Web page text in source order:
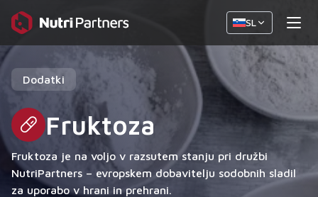
SL
Dodatki
Fruktoza
Fruktoza je na voljo v razsutem stanju pri družbi
NutriPartners – evropskem dobavitelju sodobnih sladil
za uporabo v hrani in prehrani.